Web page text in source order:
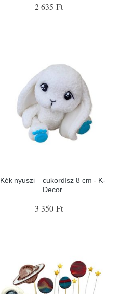
2 635 Ft
Kék nyuszi – cukordísz 8 cm - K-
Decor
3 350 Ft